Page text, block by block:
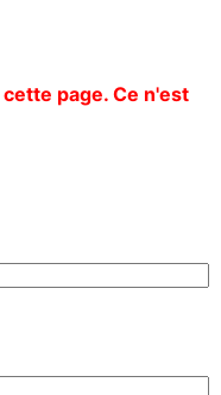
page. Ce n'est